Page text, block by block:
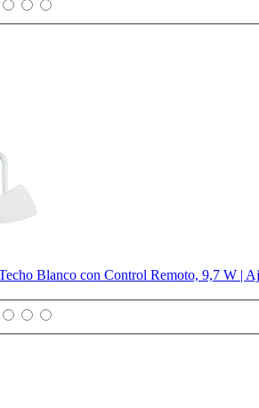
Blanco con Control Remoto, 9,7 W |